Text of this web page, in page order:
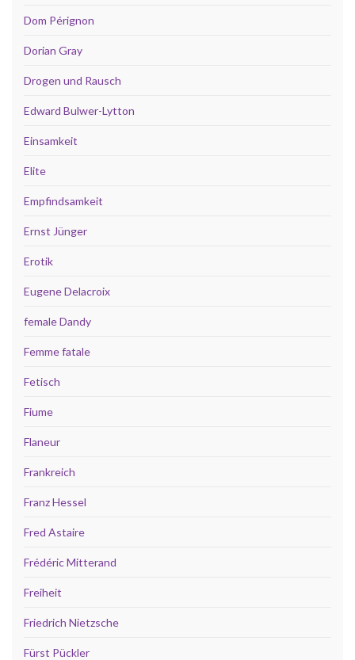
Dom Pérignon
Dorian Gray
Drogen und Rausch
Edward Bulwer-Lytton
Einsamkeit
Elite
Empfindsamkeit
Ernst Jünger
Erotik
Eugene Delacroix
female Dandy
Femme fatale
Fetisch
Fiume
Flaneur
Frankreich
Franz Hessel
Fred Astaire
Frédéric Mitterand
Freiheit
Friedrich Nietzsche
Fürst Pückler